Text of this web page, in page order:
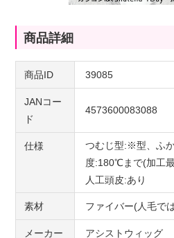
商品詳細
商品ID 39085
JANコー
ド
4573600083088
仕様
つむじ型:※型、ふ
度:180℃まで(加工
人工頭皮:あり
素材 ファイバー(人毛で
メーカー アシストウィッグ